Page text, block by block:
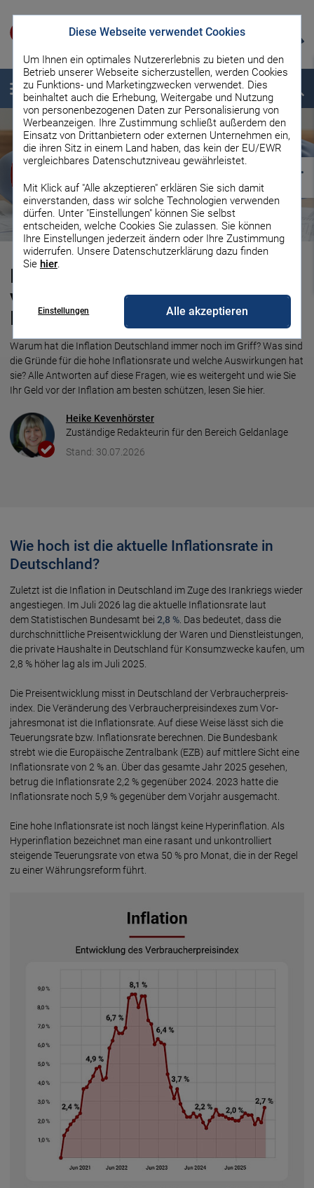
Diese Webseite verwendet Cookies
Um Ihnen ein optimales Nutzererlebnis zu bieten und den
Betrieb unserer Webseite sicherzustellen, werden Cookies
zu Funktions- und Marketingzwecken verwendet. Dies
beinhaltet auch die Erhebung, Weitergabe und Nutzung
von personenbezogenen Daten zur Personalisierung von
Werbeanzeigen. Ihre Zustimmung schließt außerdem den
Einsatz von Drittanbietern oder externen Unternehmen ein,
die ihren Sitz in einem Land haben, das kein der EU/EWR
vergleichbares Datenschutzniveau gewährleistet.
Mit Klick auf "Alle akzeptieren" erklären Sie sich damit
einverstanden, dass wir solche Technologien verwenden
dürfen. Unter "Einstellungen" können Sie selbst
entscheiden, welche Cookies Sie zulassen. Sie können
Ihre Einstellungen jederzeit ändern oder Ihre Zustimmung
widerrufen. Unsere Datenschutzerklärung dazu finden
Sie hier.
Einstellungen Alle akzeptieren
Menü Suche
Inflation: So schützen Sie sich
vor den Folgen der hohen
Inflationsrate
Warum hat die Inflation Deutschland immer noch im Griff? Was sind
die Gründe für die hohe Inflationsrate und welche Auswirkungen hat
sie? Alle Antworten auf diese Fragen, wie es weitergeht und wie Sie
Ihr Geld vor der Inflation am besten schützen, lesen Sie hier.
Heike Kevenhörster
Zuständige Redakteurin für den Bereich Geldanlage
Stand: 30.07.2026
Wie hoch ist die aktuelle Inflationsrate in
Deutschland?
Zuletzt ist die Inflation in Deutschland im Zuge des Irankriegs wieder
angestiegen. Im Juli 2026 lag die aktuelle Inflations­rate laut
dem Sta­tis­tischen Bundes­amt bei 2,8 % . Das bedeutet, dass die
durch­schnitt­liche Preis­ent­wicklung der Waren und Dienst­leis­tungen,
die private Haus­halte in Deutschland für Kon­sum­zwecke kaufen, um
2,8 % höher lag als im Juli 2025.
Die Preisentwicklung misst in Deutschland der Ver­braucher­preis­
index. Die Ver­ände­rung des Ver­braucher­preis­indexes zum Vor­
jahres­monat ist die Inflations­rate. Auf diese Weise lässt sich die
Teuerungs­rate bzw. Inflations­rate berechnen. Die Bundes­bank
strebt wie die Euro­päische Zentral­bank (EZB) auf mittlere Sicht eine
Inflations­rate von 2 % an. Über das gesamte Jahr 2025 gesehen,
betrug die Inflationsrate 2,2 % gegenüber 2024. 2023 hatte die
Inflationsrate noch 5,9 % gegenüber dem Vorjahr ausgemacht.
Eine hohe Inflations­rate ist noch längst keine Hyper­inflation. Als
Hyper­inflation bezeichnet man eine rasant und un­kontrol­liert
steigende Teuerungs­rate von etwa 50 % pro Monat, die in der Regel
zu einer Währungs­reform führt.